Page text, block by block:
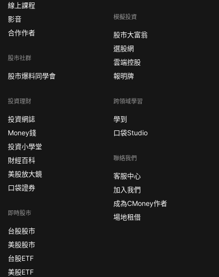
線上課程
影音
合作作者
股市社群
股市爆料同學會
投資理財
投資網誌
Money錢
投資小學堂
財經百科
美股放大鏡
口袋證券
即時股市
台股股市
美股股市
台股ETF
美股ETF
模擬投資
股市大富翁
選股網
雲端控股
報明牌
跨領域學習
學到
口袋Studio
聯絡我們
客服中心
加入我們
成為CMoney作者
場地租借